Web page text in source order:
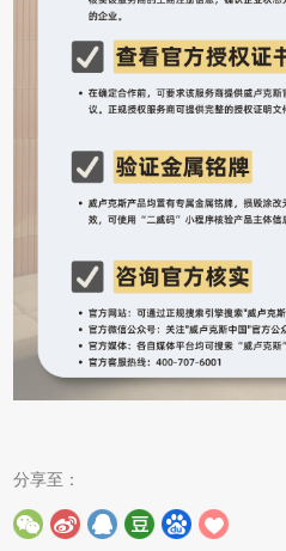
分享至：